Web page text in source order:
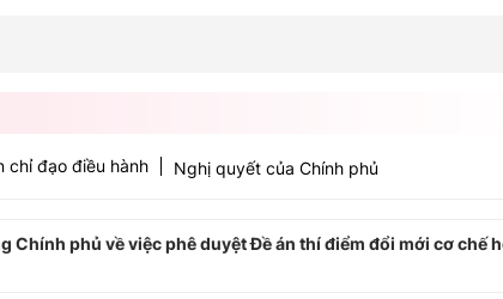
chỉ đạo điều hành Nghị quyết của Chính phủ
phủ về việc phê duyệt Đề án thí điểm đổi mới cơ chế